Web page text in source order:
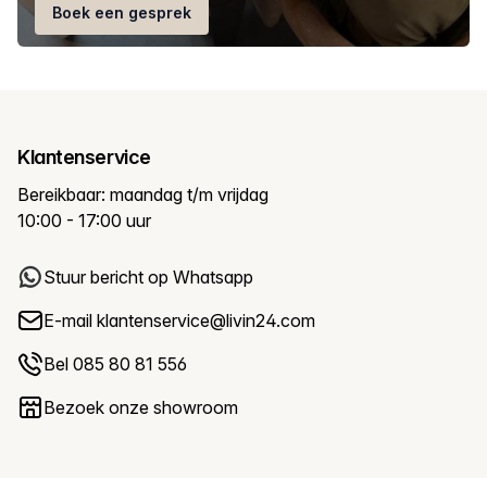
Boek een gesprek
Klantenservice
Bereikbaar: maandag t/m vrijdag
10:00 - 17:00 uur
Stuur bericht op Whatsapp
E-mail klantenservice@livin24.com
Bel 085 80 81 556
Bezoek onze showroom